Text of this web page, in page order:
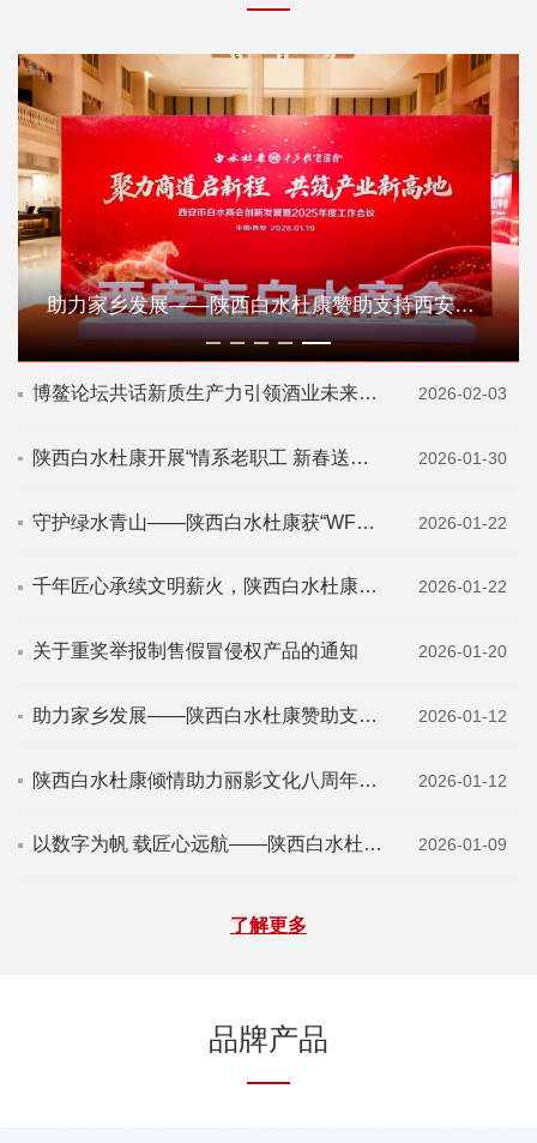
助力家乡发展——陕西白水杜康赞助支持西安市白水商会2025年度工作会议圆满召开
博鳌论坛共话新质生产力引领酒业未来——陕... 2026-02-03
陕西白水杜康开展“情系老职工 新春送温暖”... 2026-01-30
守护绿水青山——陕西白水杜康获“WFFT... 2026-01-22
千年匠心承续文明薪火，陕西白水杜康闪耀中... 2026-01-22
关于重奖举报制售假冒侵权产品的通知 2026-01-20
助力家乡发展——陕西白水杜康赞助支持西安... 2026-01-12
陕西白水杜康倾情助力丽影文化八周年庆典圆... 2026-01-12
以数字为帆 载匠心远航——陕西白水杜康以1... 2026-01-09
了解更多
品牌产品